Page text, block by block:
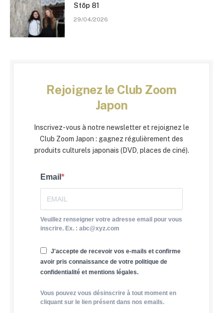
Stōp 81
29/04/2026
Rejoignez le Club Zoom
Japon
Inscrivez-vous à notre newsletter et rejoignez le
Club Zoom Japon : gagnez régulièrement des
produits culturels japonais (DVD, places de ciné).
Email
Veuillez renseigner votre adresse email pour vous
inscrire. Ex. : abc@xyz.com
J'accepte de recevoir vos e-mails et confirme
avoir pris connaissance de votre politique de
confidentialité et mentions légales.
Vous pouvez vous désinscrire à tout moment en
cliquant sur le lien présent dans nos emails.